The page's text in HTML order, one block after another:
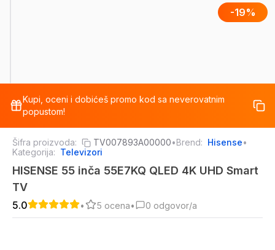
-19%
Kupi, oceni i dobićeš promo kod sa neverovatnim
popustom!
Šifra proizvoda: TV007893A00000•Brend: Hisense•
Kategorija: Televizori
HISENSE 55 inča 55E7KQ QLED 4K UHD Smart
TV
5.0 • 5 ocena• 0 odgovor/a